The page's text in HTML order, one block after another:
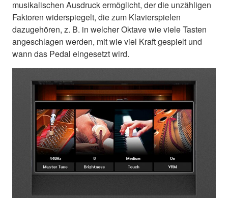
musikalischen Ausdruck ermöglicht, der die unzähligen
Faktoren widerspiegelt, die zum Klavierspielen
dazugehören, z. B. in welcher Oktave wie viele Tasten
angeschlagen werden, mit wie viel Kraft gespielt und
wann das Pedal eingesetzt wird.